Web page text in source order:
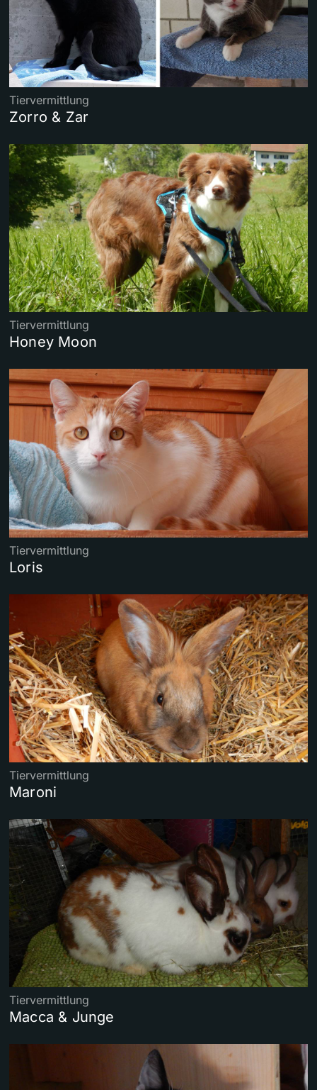
Tiervermittlung
Zorro & Zar
Tiervermittlung
Honey Moon
Tiervermittlung
Loris
Tiervermittlung
Maroni
Tiervermittlung
Macca & Junge